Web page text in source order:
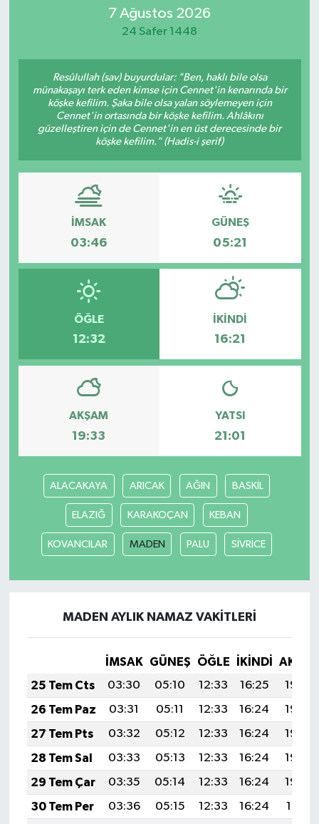
7 Ağustos 2026
24 Safer 1448
Resûlullah (sav) buyurdular: "Ben, haklı bile olsa
münakaşayı terk eden kimse için Cennet'in kenarında bir
köşke kefilim. Şaka bile olsa yalan söylemeyen için
Cennet'in ortasında bir köşke kefilim. Ahlâkını
güzelleştiren için de Cennet'in en üst derecesinde bir
köşke kefilim." (Hadis-i şerif)
İMSAK
03:46
GÜNEŞ
05:21
ÖĞLE
12:32
İKINDI
16:21
AKŞAM
19:33
YATSI
21:01
ALACAKAYA ARICAK AĞIN BASKİL
ELAZIĞ KARAKOÇAN KEBAN
KOVANCILAR MADEN PALU SİVRİCE
MADEN AYLIK NAMAZ VAKITLERI
İMSAK GÜNEŞ ÖĞLE İKINDI
25 Tem Cts
03:30 05:10 12:33 16:25
19:46
26 Tem Paz
03:31 05:11 12:33 16:24
19:45
27 Tem Pts
03:32 05:12 12:33 16:24
19:44
28 Tem Sal
03:33 05:13 12:33 16:24
19:43
29 Tem Çar
03:35 05:14 12:33 16:24
19:42
30 Tem Per
03:36 05:15 12:33 16:24
19:41